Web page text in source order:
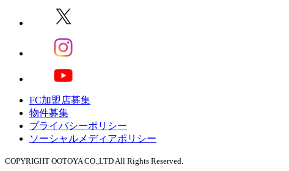
FC加盟店募集
物件募集
プライバシーポリシー
ソーシャルメディアポリシー
COPYRIGHT OOTOYA CO.,LTD All Rights Reserved.